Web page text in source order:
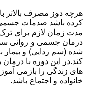
هرچه دوز مصرف
کرده باشد صدمات جسمی
مدت زمان لازم برای
درمان جسمی و روانی
شده (سم زدایی) و
کند.در این دوره با
های زندگی را بازمی
خانواده و اجتماع باشد.